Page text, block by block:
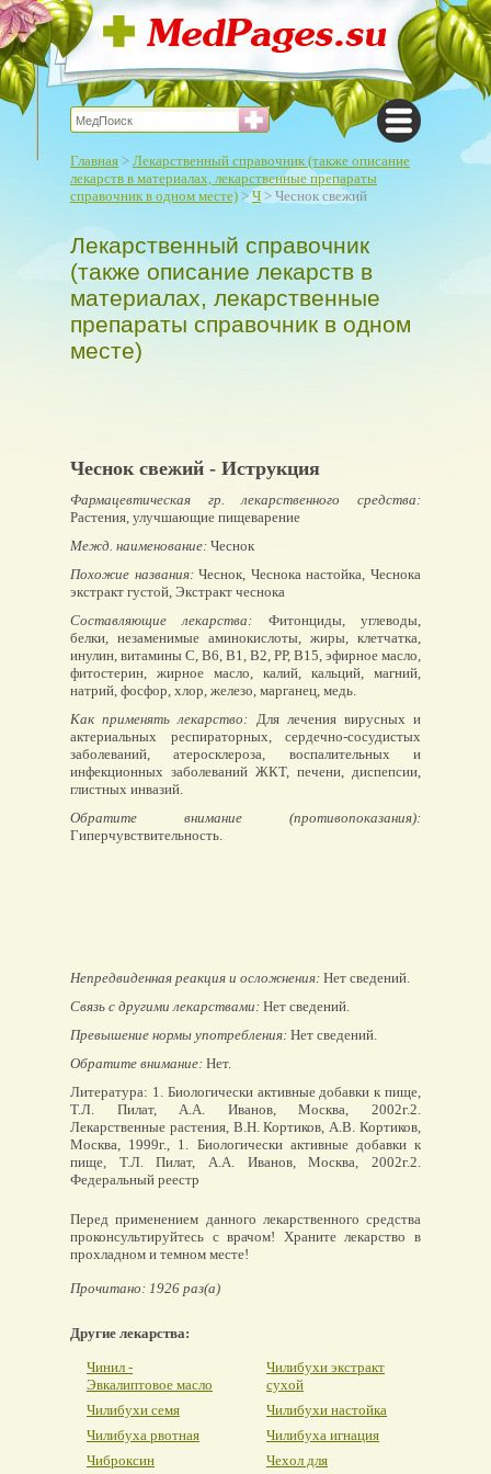
Главная > Лекарственный справочник (также описание
лекарств в материалах, лекарственные препараты
справочник в одном месте) >Ч > Чеснок свежий
Лекарственный справочник
(также описание лекарств в
материалах, лекарственные
препараты справочник в одном
месте)
Чеснок свежий - Иструкция
Фармацевтическая гр. лекарственного средства:
Растения, улучшающие пищеварение
Межд. наименование: Чеснок
Похожие названия:Чеснок, Чеснока настойка, Чеснока
экстракт густой, Экстракт чеснока
Составляющие лекарства: Фитонциды, углеводы,
белки, незаменимые аминокислоты, жиры, клетчатка,
инулин, витамины С, В6, В1, В2, РР, В15, эфирное масло,
фитостерин, жирное масло, калий, кальций, магний,
натрий, фосфор, хлор, железо, марганец, медь.
Как применять лекарство: Для лечения вирусных и
актериальных респираторных, сердечно-сосудистых
заболеваний, атеросклероза, воспалительных и
инфекционных заболеваний ЖКТ, печени, диспепсии,
глистных инвазий.
Обратите внимание (противопоказания):
Гиперчувствительность.
Непредвиденная реакция и осложнения: Нет сведений.
Связь с другими лекарствами: Нет сведений.
Превышение нормы употребления: Нет сведений.
Обратите внимание: Нет.
Литература: 1. Биологически активные добавки к пище,
Т.Л. Пилат, А.А. Иванов, Москва, 2002г.2.
Лекарственные растения, В.Н. Кортиков, А.В. Кортиков,
Москва, 1999г., 1. Биологически активные добавки к
пище, Т.Л. Пилат, А.А. Иванов, Москва, 2002г.2.
Федеральный реестр
Перед применением данного лекарственного средства
проконсультируйтесь с врачом! Храните лекарство в
прохладном и темном месте!
Прочитано: 1926 раз(а)
Другие лекарства:
Чинил -
Эвкалиптовое масло
Чилибухи экстракт
сухой
Чилибухи семя
Чилибухи настойка
Чилибуха рвотная
Чилибуха игнация
Чиброксин
Чехол для